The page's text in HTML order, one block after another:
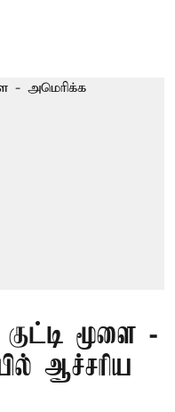
மூளை -
ஆச்சரிய